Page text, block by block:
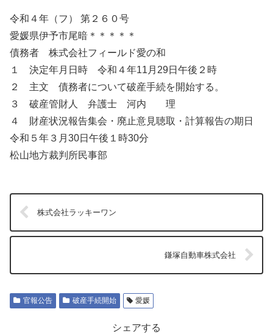
令和４年（フ） 第２６０号
愛媛県伊予市尾暗＊＊＊＊＊
債務者 株式会社フィールド愛の和
１ 決定年月日時 令和４年11月29日午後２時
２ 主文 債務者について破産手続を開始する。
３ 破産管財人 弁護士 河内 理
４ 財産状況報告集会・廃止意見聴取・計算報告の期日
令和５年３月30日午後１時30分
松山地方裁判所民事部
株式会社ラッキーワン
鎌塚自動車株式会社
官報公告 破産手続開始 愛媛
シェアする